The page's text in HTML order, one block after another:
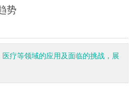
势
疗等领域的应用及面临的挑战，展